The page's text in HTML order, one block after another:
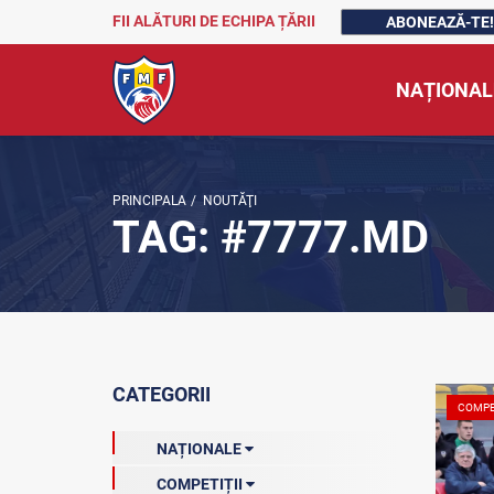
FII ALĂTURI DE ECHIPA ȚĂRII ABONEAZĂ-TE!
PRINCIPALA / NOUTĂŢI
TAG: #7777.MD
CATEGORII
NAȚIONALE
COMPETIȚII